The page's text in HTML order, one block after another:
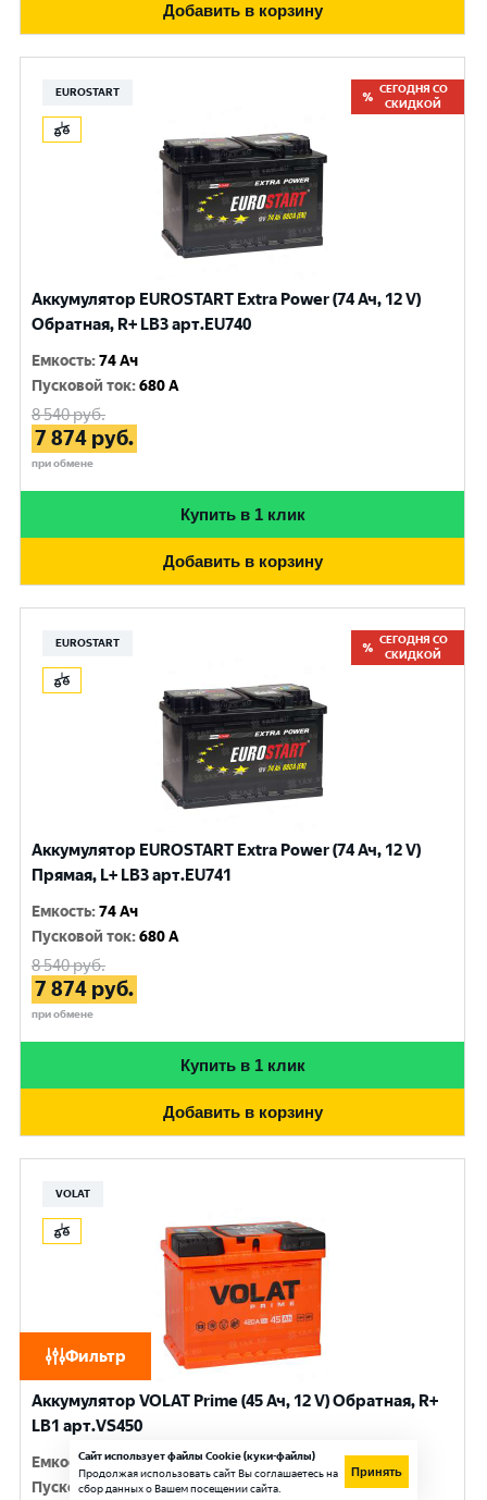
Фильтр
Добавить в корзину
EUROSTART
СЕГОДНЯ СО
СКИДКОЙ
Аккумулятор EUROSTART Extra Power (74 Ач, 12 V)
Обратная, R+ LB3 арт.EU740
Емкость:74 Ач
Пусковой ток:680 A
8 540руб.
7 874 руб.
при обмене
Купить в 1 клик
Добавить в корзину
EUROSTART
СЕГОДНЯ СО
СКИДКОЙ
Аккумулятор EUROSTART Extra Power (74 Ач, 12 V)
Прямая, L+ LB3 арт.EU741
Емкость:74 Ач
Пусковой ток:680 A
8 540руб.
7 874 руб.
при обмене
Купить в 1 клик
Добавить в корзину
VOLAT
Аккумулятор VOLAT Prime (45 Ач, 12 V) Обратная, R+
LB1 арт.VS450
Емкость:45 Ач
Пусковой ток:420 A
Сайт использует файлы Cookie (куки-файлы)
Продолжая использовать сайт Вы соглашаетесь на
сбор данных о Вашем посещении сайта.
Принять